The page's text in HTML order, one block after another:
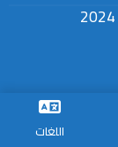
اللغات